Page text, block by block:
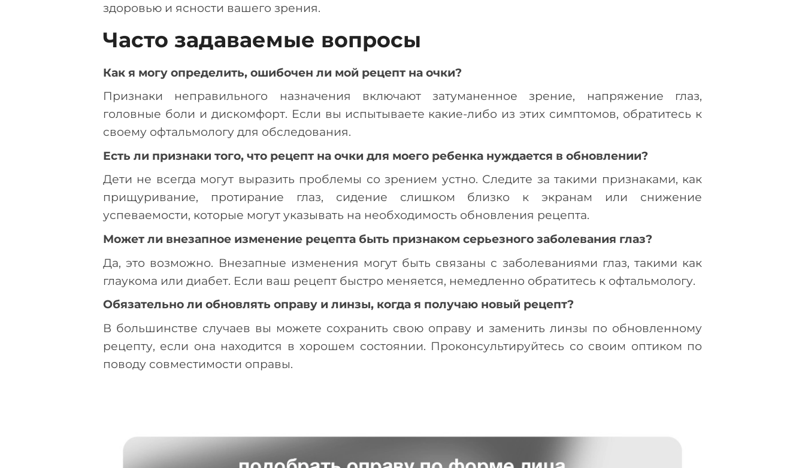
здоровью и ясности вашего зрения.
Часто задаваемые вопросы
Как я могу определить, ошибочен ли мой рецепт на очки?
Признаки неправильного назначения включают затуманенное зрение, напряжение глаз,
головные боли и дискомфорт. Если вы испытываете какие-либо из этих симптомов, обратитесь к
своему офтальмологу для обследования.
Есть ли признаки того, что рецепт на очки для моего ребенка нуждается в обновлении?
Дети не всегда могут выразить проблемы со зрением устно. Следите за такими признаками, как
прищуривание, протирание глаз, сидение слишком близко к экранам или снижение
успеваемости, которые могут указывать на необходимость обновления рецепта.
Может ли внезапное изменение рецепта быть признаком серьезного заболевания глаз?
Да, это возможно. Внезапные изменения могут быть связаны с заболеваниями глаз, такими как
глаукома или диабет. Если ваш рецепт быстро меняется, немедленно обратитесь к офтальмологу.
Обязательно ли обновлять оправу и линзы, когда я получаю новый рецепт?
В большинстве случаев вы можете сохранить свою оправу и заменить линзы по обновленному
рецепту, если она находится в хорошем состоянии. Проконсультируйтесь со своим оптиком по
поводу совместимости оправы.